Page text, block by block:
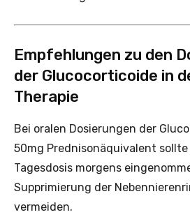
Empfehlungen zu den
der Glucocorticoide in
Therapie
Bei oralen Dosierungen der
50mg Prednisonäquivalent
Tagesdosis morgens
Supprimierung der
vermeiden.